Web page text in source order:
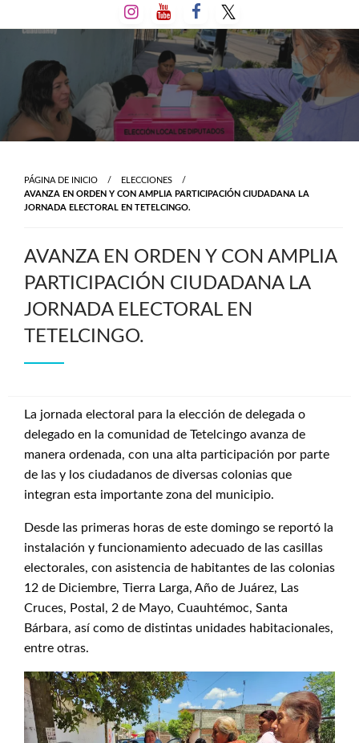
al
PÁGINA DE INICIO
ELECCIONES
AVANZA EN ORDEN Y CON AMPLIA PARTICIPACIÓN CIUDADANA LA
JORNADA ELECTORAL EN TETELCINGO.
AVANZA EN ORDEN Y CON AMPLIA
PARTICIPACIÓN CIUDADANA LA
JORNADA ELECTORAL EN
TETELCINGO.
La jornada electoral para la elección de delegada o
delegado en la comunidad de Tetelcingo avanza de
manera ordenada, con una alta participación por parte
de las y los ciudadanos de diversas colonias que
integran esta importante zona del municipio.
Desde las primeras horas de este domingo se reportó la
instalación y funcionamiento adecuado de las casillas
electorales, con asistencia de habitantes de las colonias
12 de Diciembre, Tierra Larga, Año de Juárez, Las
Cruces, Postal, 2 de Mayo, Cuauhtémoc, Santa
Bárbara, así como de distintas unidades habitacionales,
entre otras.